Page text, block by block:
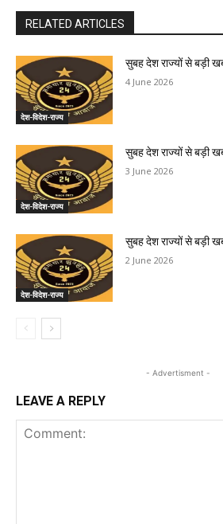
RELATED ARTICLES
देश-विदेश-राज्य
सुबह देश राज्यों से बड़ी
4 June 2026
देश-विदेश-राज्य
सुबह देश राज्यों से बड़ी
3 June 2026
देश-विदेश-राज्य
सुबह देश राज्यों से बड़ी
2 June 2026
- Advertisment -
LEAVE A REPLY